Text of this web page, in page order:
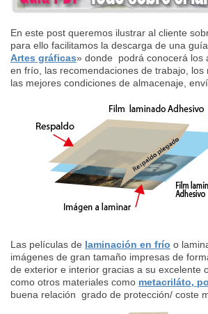
En este post queremos ilustrar al cliente
para ello facilitamos la descarga de una
Artes gráficas» donde podrá conocerá los
en frío, las recomendaciones de trabajo,
las mejores condiciones de almacenaje,
Las películas de laminación en frío o
imágenes de gran tamaño impresas de
de exterior e interior gracias a su
como otros materiales como metacriláto,
buena relación grado de protección/ coste